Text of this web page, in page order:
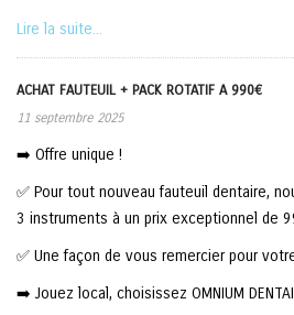
Lire la suite...
ACHAT FAUTEUIL + PACK ROTATIF A 990€
11 septembre 2025
➡️ Offre unique !
✅ Pour tout nouveau fauteuil dentaire,
3 instruments à un prix exceptionnel de
✅ Une façon de vous remercier pour
➡️ Jouez local, choisissez OMNIUM